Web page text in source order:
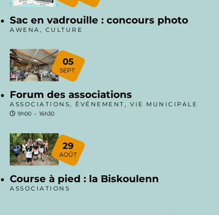
AWENA, CULTURE
Sac en vadrouille : concours photo
ASSOCIATIONS, ÉVÉNEMENT, VIE MUNICIPALE
Forum des associations
9h00 – 16h30
05
SEPT.
ASSOCIATIONS
Course à pied : la Biskoulenn
29
AOÛT